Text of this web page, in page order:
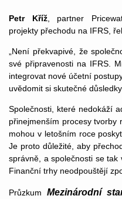
Petr Kříž, partner
projekty přechodu na IFRS,
„Není překvapivé, že
své připravenosti na IFRS.
integrovat nové účetní
uvědomit si skutečné
Společnosti, které nedokáží
přinejmenším procesy tvorby
mohou v letošním roce
Je proto důležité, aby
správně, a společnosti se tak
Finanční trhy neodpouštějí
Průzkum Mezinárodní